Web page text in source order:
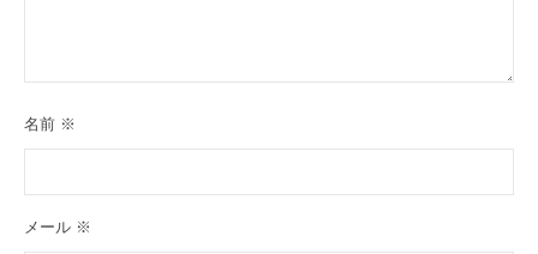
名前 ※
メール ※